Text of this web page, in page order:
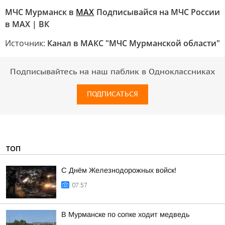
МЧС Мурманск в МАХ Подписывайся на МЧС России
в MAX | ВК
Источник: Канал в МАКС "МЧС Мурманской области"
Подписывайтесь на наш паблик в Одноклассниках
ПОДПИСАТЬСЯ
ТОП
С Днём Железнодорожных войск!
07:57
В Мурманске по сопке ходит медведь